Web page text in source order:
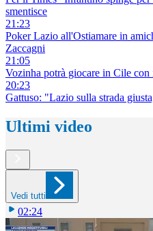
smentisce
21:23
Poker Lazio all'Ostiamare in
Zaccagni
21:05
Vozinha potrà giocare in Cile con
20:23
Gattuso: "Lazio sulla strada
Ultimi video
Vedi tutti
02:24